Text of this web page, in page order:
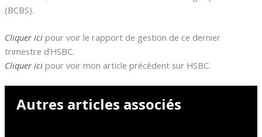
(BCBS).
Cliquer ici pour voir le rapport de gestion de ce dernier
trimestre d’HSBC.
Cliquer ici pour voir mon article précédent sur HSBC.
Autres articles associés